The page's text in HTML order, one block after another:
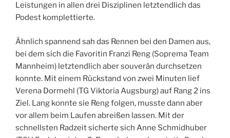
Leistungen in allen drei Disziplinen letztendlich das
Podest komplettierte.
Ähnlich spannend sah das Rennen bei den Damen aus,
bei dem sich die Favoritin Franzi Reng (Soprema Team
Mannheim) letztendlich aber souverän durchsetzen
konnte. Mit einem Rückstand von zwei Minuten lief
Verena Dormehl (TG Viktoria Augsburg) auf Rang 2 ins
Ziel. Lang konnte sie Reng folgen, musste dann aber
vor allem beim Laufen abreißen lassen. Mit der
schnellsten Radzeit sicherte sich Anne Schmidhuber